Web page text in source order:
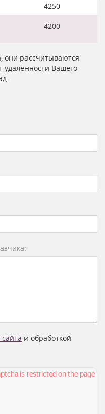
4250
4200
они рассчитываются
удалённости Вашего
и обработкой